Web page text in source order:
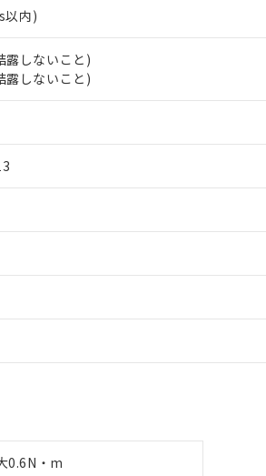
以内)
しないこと)
しないこと)
0.6N・m
明書
）
ル類４物質の対応では、対応完了までの
記載しておりました。
完了していることから、特段のことがな